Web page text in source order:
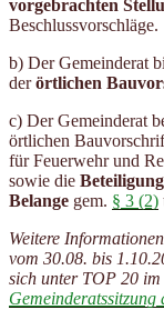
vorgebrachten
Beschlussvorschläge.
b) Der Gemeinderat
derörtlichen
c) Der Gemeinderat
örtlichen
für Feuerwehr und
sowie die Beteiligung
Belange gem. § 3 (2)
Weitere
vom 30.08. bis
sich unter TOP 20 im